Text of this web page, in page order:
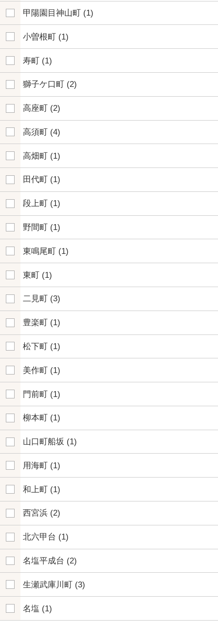
甲陽園目神山町 (1)
小曽根町 (1)
寿町 (1)
獅子ケ口町 (2)
高座町 (2)
高須町 (4)
高畑町 (1)
田代町 (1)
段上町 (1)
野間町 (1)
東鳴尾町 (1)
東町 (1)
二見町 (3)
豊楽町 (1)
松下町 (1)
美作町 (1)
門前町 (1)
柳本町 (1)
山口町船坂 (1)
用海町 (1)
和上町 (1)
西宮浜 (2)
北六甲台 (1)
名塩平成台 (2)
生瀬武庫川町 (3)
名塩 (1)